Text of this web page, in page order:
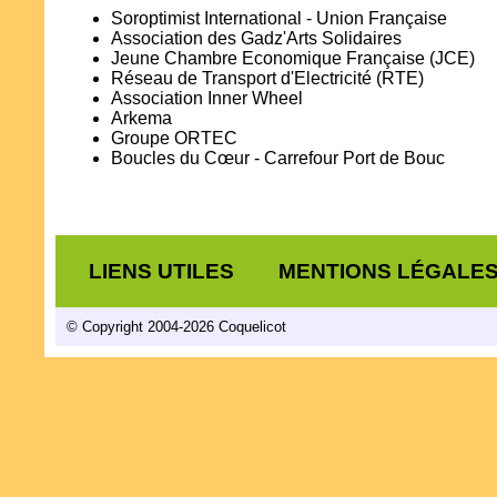
Soroptimist International - Union Française
Association des Gadz'Arts Solidaires
Jeune Chambre Economique Française (JCE)
Réseau de Transport d'Electricité (RTE)
Association Inner Wheel
Arkema
Groupe ORTEC
Boucles du Cœur - Carrefour Port de Bouc
LIENS UTILES MENTIONS LÉGALES
© Copyright 2004-2026 Coquelicot